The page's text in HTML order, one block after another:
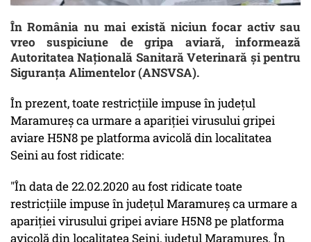
În România nu mai există niciun focar activ sau
vreo suspiciune de gripa aviară, informează
Autoritatea Naţională Sanitară Veterinară şi pentru
Siguranţa Alimentelor (ANSVSA).
În prezent, toate restricţiile impuse în judeţul
Maramureş ca urmare a apariţiei virusului gripei
aviare H5N8 pe platforma avicolă din localitatea
Seini au fost ridicate:
"În data de 22.02.2020 au fost ridicate toate
restricţiile impuse în judeţul Maramureş ca urmare a
apariţiei virusului gripei aviare H5N8 pe platforma
avicolă din localitatea Seini, judeţul Maramureş. În